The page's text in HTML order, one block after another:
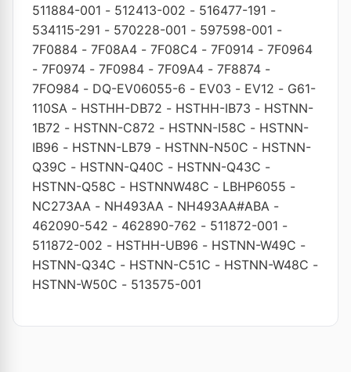
511884-001 - 512413-002 - 516477-191 -
534115-291 - 570228-001 - 597598-001 -
7F0884 - 7F08A4 - 7F08C4 - 7F0914 - 7F0964
- 7F0974 - 7F0984 - 7F09A4 - 7F8874 -
7FO984 - DQ-EV06055-6 - EV03 - EV12 - G61-
110SA - HSTHH-DB72 - HSTHH-IB73 - HSTNN-
1B72 - HSTNN-C872 - HSTNN-I58C - HSTNN-
IB96 - HSTNN-LB79 - HSTNN-N50C - HSTNN-
Q39C - HSTNN-Q40C - HSTNN-Q43C -
HSTNN-Q58C - HSTNNW48C - LBHP6055 -
NC273AA - NH493AA - NH493AA#ABA -
462090-542 - 462890-762 - 511872-001 -
511872-002 - HSTHH-UB96 - HSTNN-W49C -
HSTNN-Q34C - HSTNN-C51C - HSTNN-W48C -
HSTNN-W50C - 513575-001